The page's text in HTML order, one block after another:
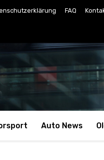
FAQ
Auto News